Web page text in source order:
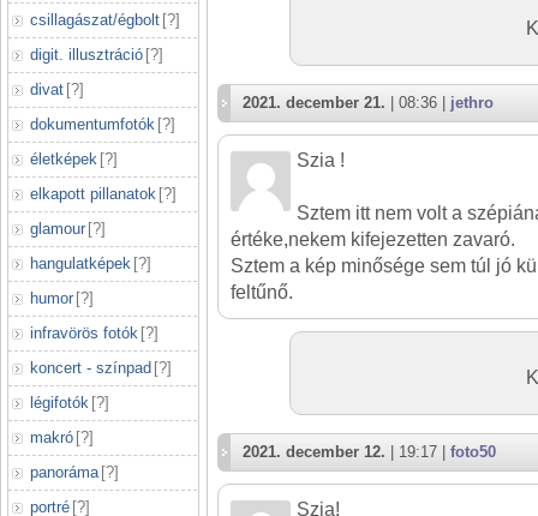
csillagászat/égbolt [?]
digit. illusztráció [?]
divat [?]
dokumentumfotók [?]
életképek [?]
elkapott pillanatok [?]
glamour [?]
hangulatképek [?]
humor [?]
infravörös fotók [?]
koncert - színpad [?]
légifotók [?]
makró [?]
panoráma [?]
portré [?]
2021. december 21. | 08:36 | jethro
Szia !
Sztem itt nem volt a
értéke,nekem kifejezetten zavaró.
Sztem a kép minősége sem túl jó
feltűnő.
2021. december 12. | 19:17 | foto50
Szia!